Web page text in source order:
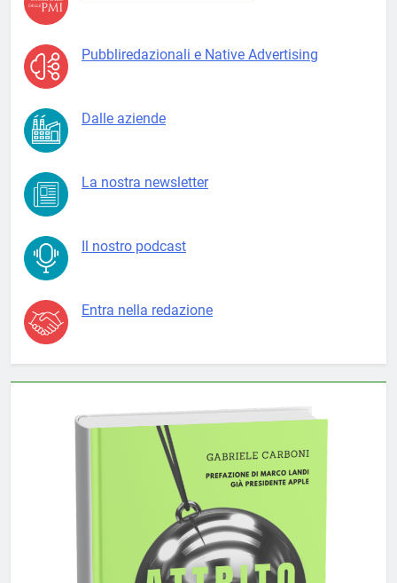
Pubbliredazionali e Native Advertising
Dalle aziende
La nostra newsletter
Il nostro podcast
Entra nella redazione